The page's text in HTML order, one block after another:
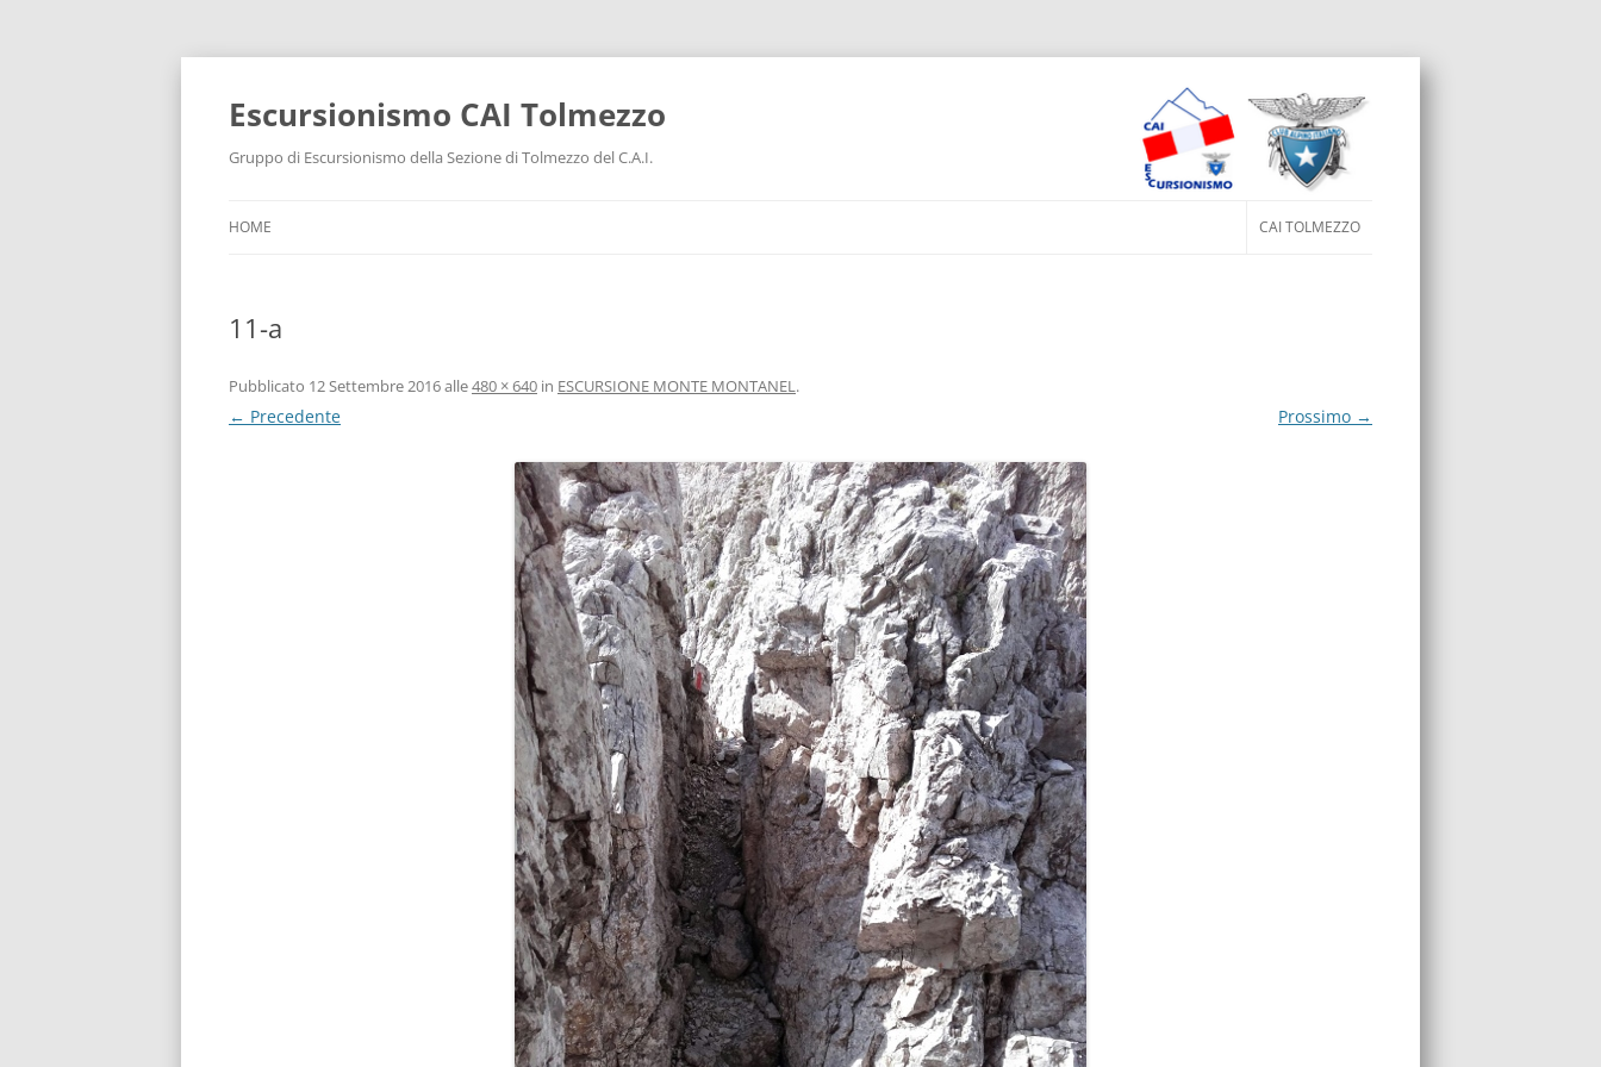
Escursionismo CAI Tolmezzo
Gruppo di Escursionismo della Sezione di Tolmezzo del C.A.I.
Vai al contenuto
HOME CAI TOLMEZZO
11-a
Pubblicato 12 Settembre 2016alle480 × 640 in ESCURSIONE MONTE MONTANEL.
← Precedente Prossimo →